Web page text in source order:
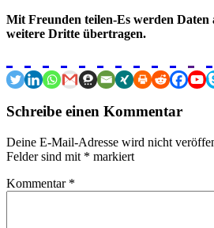
Mit Freunden teilen-Es werden Daten
weitere Dritte übertragen.
Schreibe einen Kommentar
Deine E-Mail-Adresse wird nicht
Felder sind mit * markiert
Kommentar *